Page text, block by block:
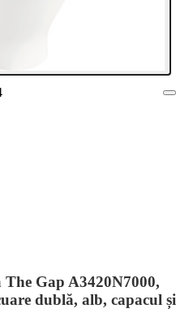
The Gap A3420N7000,
dublă, alb, capacul și